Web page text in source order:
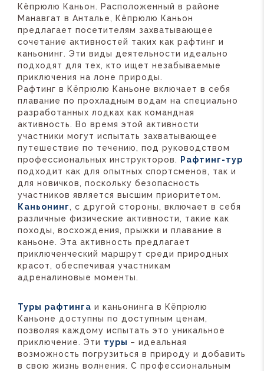
Кёпрюлю Каньон. Расположенный в районе
Манавгат в Анталье, Кёпрюлю Каньон
предлагает посетителям захватывающее
сочетание активностей таких как рафтинг и
каньонинг. Эти виды деятельности идеально
подходят для тех, кто ищет незабываемые
приключения на лоне природы.
Рафтинг в Кёпрюлю Каньоне включает в себя
плавание по прохладным водам на специально
разработанных лодках как командная
активность. Во время этой активности
участники могут испытать захватывающее
путешествие по течению, под руководством
профессиональных инструкторов. Рафтинг-тур
подходит как для опытных спортсменов, так и
для новичков, поскольку безопасность
участников является высшим приоритетом.
Каньонинг, с другой стороны, включает в себя
различные физические активности, такие как
походы, восхождения, прыжки и плавание в
каньоне. Эта активность предлагает
приключенческий маршрут среди природных
красот, обеспечивая участникам
адреналиновые моменты.
Туры рафтинга и каньонинга в Кёпрюлю
Каньоне доступны по доступным ценам,
позволяя каждому испытать это уникальное
приключение. Эти туры – идеальная
возможность погрузиться в природу и добавить
в свою жизнь волнения. С профессиональным